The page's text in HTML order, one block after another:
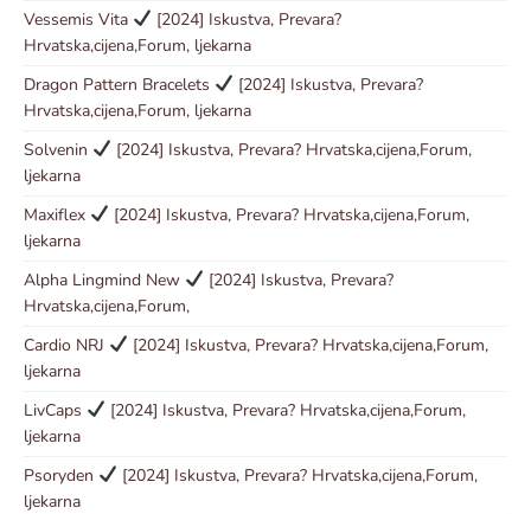
Vessemis Vita
[2024] Iskustva, Prevara?
Hrvatska,cijena,Forum, ljekarna
Dragon Pattern Bracelets
[2024] Iskustva, Prevara?
Hrvatska,cijena,Forum, ljekarna
Solvenin
[2024] Iskustva, Prevara? Hrvatska,cijena,Forum,
ljekarna
Maxiflex
[2024] Iskustva, Prevara? Hrvatska,cijena,Forum,
ljekarna
Alpha Lingmind New
[2024] Iskustva, Prevara?
Hrvatska,cijena,Forum,
Cardio NRJ
[2024] Iskustva, Prevara? Hrvatska,cijena,Forum,
ljekarna
LivCaps
[2024] Iskustva, Prevara? Hrvatska,cijena,Forum,
ljekarna
Psoryden
[2024] Iskustva, Prevara? Hrvatska,cijena,Forum,
ljekarna